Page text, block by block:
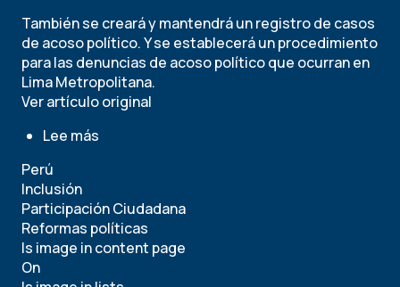
También se creará y mantendrá un registro de casos
de acoso político. Y se establecerá un procedimiento
para las denuncias de acoso político que ocurran en
Lima Metropolitana.
Ver artículo original
Lee más
la
ordenanza
municipal
Perú
Inclusión
Participación Ciudadana
Reformas políticas
Is image in content page
On